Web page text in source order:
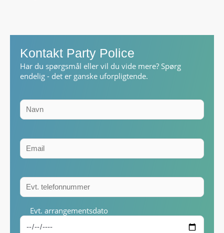
Kontakt Party Police
Har du spørgsmål eller vil du vide mere? Spørg
endelig - det er ganske uforpligtende.
Evt. arrangementsdato